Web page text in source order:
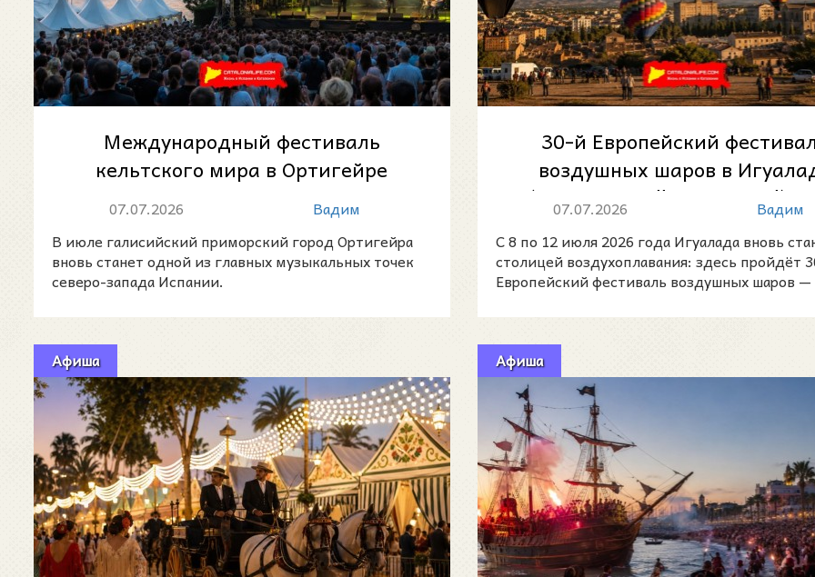
Международный фестиваль
кельтского мира в Ортигейре
2026: музыка, традиции и
атмосфера Гал...
07.07.2026
Вадим
В июле галисийский приморский город Ортигейра
вновь станет одной из главных музыкальных точек
северо-запада Испании.
30-й Европейский
воздушных шаров в
(European Balloon Festival):
07.07.2026
Вадим
С 8 по 12 июля 2026 года Игуалада вновь
столицей воздухоплавания: здесь пройдёт
Европейский фестиваль воздушных шаров —
Афиша Афиша